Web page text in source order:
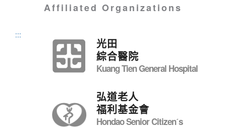
Affiliated Organizations
:::
光田
綜合醫院
Kuang Tien General Hospital
弘道老人
福利基金會
Hondao Senior Citizenˊs